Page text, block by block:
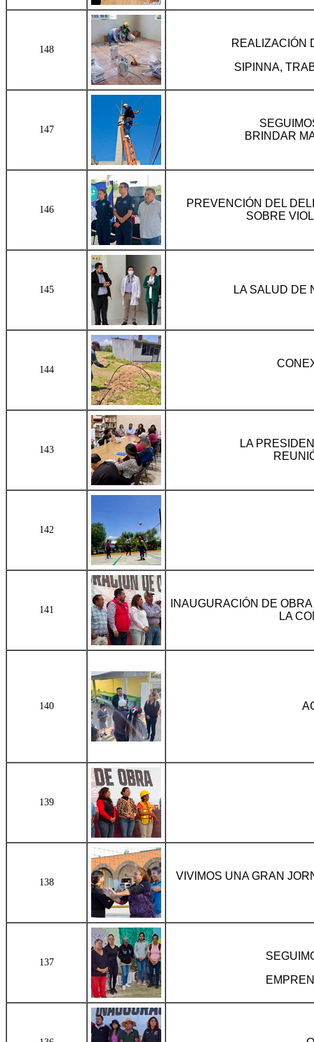
148
REALIZACIÓN
SIPINNA,
147
BRINDAR
146
PREVENCIÓN DEL
SOBRE
145 LA SALUD DE
144
143
LA
142
141
INAUGURACIÓN DE
LA
140
139
138
VIVIMOS UNA GRAN
137